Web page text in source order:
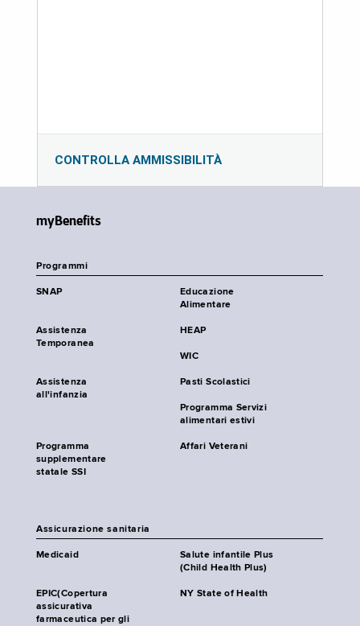
CONTROLLA AMMISSIBILITÀ
myBenefits
Programmi
SNAP
Educazione
Alimentare
Assistenza
Temporanea
HEAP
WIC
Assistenza
all'infanzia
Pasti Scolastici
Programma Servizi
alimentari estivi
Programma
supplementare
statale SSI
Affari Veterani
Assicurazione sanitaria
Medicaid
Salute infantile Plus
(Child Health Plus)
EPIC(Copertura
assicurativa
farmaceutica per gli
NY State of Health